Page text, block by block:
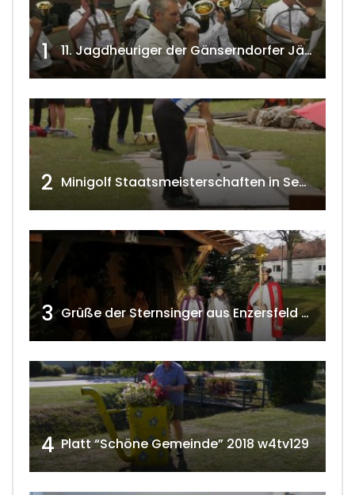
1 11. Jagdheuriger der Gänserndorfer Jäger 2020 w4tv166
2 Minigolf Staatsmeisterschaften in Seefeld-Kadolz w4tv174
3 Grüße der Sternsinger aus Enzersfeld – Klein-Engersdorf 2021 w4tv169
4 Platt “Schöne Gemeinde” 2018 w4tv129